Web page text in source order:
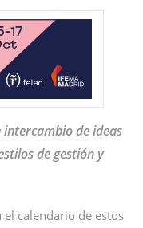
intercambio de ideas
de gestión y
el calendario de estos